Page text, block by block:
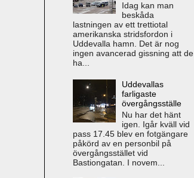
Idag kan man
beskåda
lastningen av ett trettiotal
amerikanska stridsfordon i
Uddevalla hamn. Det är nog
ingen avancerad gissning att de
ha...
Uddevallas
farligaste
övergångsställe
Nu har det hänt
igen. Igår kväll vid
pass 17.45 blev en fotgängare
påkörd av en personbil på
övergångsstället vid
Bastiongatan. I novem...